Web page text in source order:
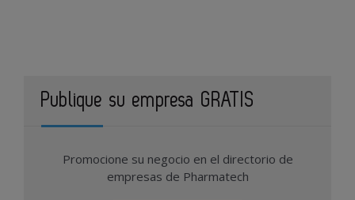
Publique su empresa GRATIS
Promocione su negocio en el directorio de
empresas de Pharmatech